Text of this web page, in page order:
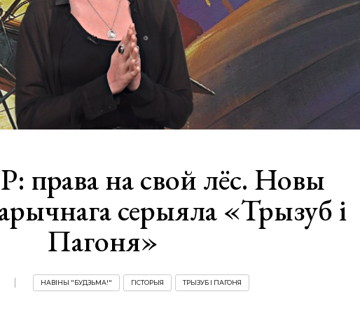
права на свой лёс. Новы
серыяла «Трызуб і
Пагоня»
НАВІНЫ "БУДЗЬМА!" ГІСТОРЫЯ ТРЫЗУБ І ПАГОНЯ